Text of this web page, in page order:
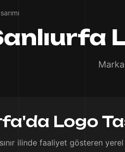
Logo
ilinde faaliyet gösteren